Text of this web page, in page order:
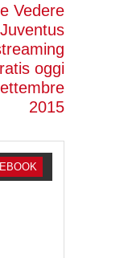
Vedere
oggi
2015